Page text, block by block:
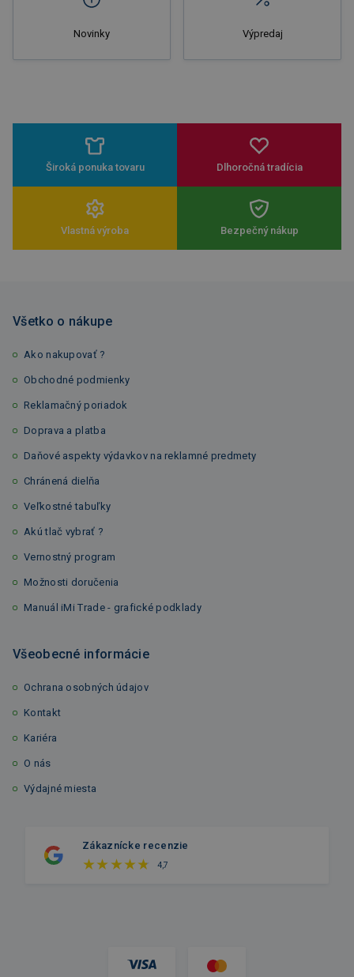
Novinky Výpredaj
Široká ponuka tovaru Dlhoročná tradícia
Vlastná výroba Bezpečný nákup
Všetko o nákupe
Ako nakupovať ?
Obchodné podmienky
Reklamačný poriadok
Doprava a platba
Daňové aspekty výdavkov na reklamné predmety
Chránená dielňa
Veľkostné tabuľky
Akú tlač vybrať ?
Vernostný program
Možnosti doručenia
Manuál iMi Trade - grafické podklady
Všeobecné informácie
Ochrana osobných údajov
Kontakt
Kariéra
O nás
Výdajné miesta
Zákaznícke recenzie
4,7